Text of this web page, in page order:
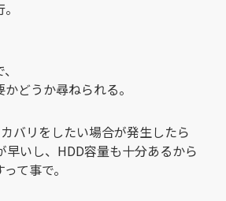
どうか尋ねられる。
バリをしたい場合が発生したら
早いし、HDD容量も十分あるから
て事で。